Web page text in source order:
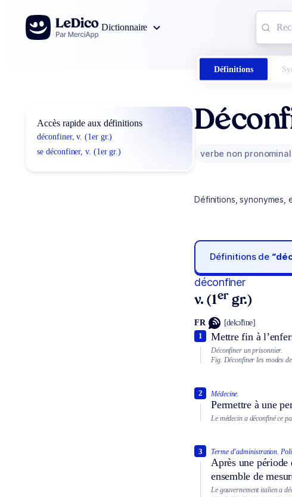
Aller au contenu
Dictionnaire
Définitions
Accès rapide aux définitions
déconfiner, v. (1er gr.)
se déconfiner, v. (1er gr.)
verbe non pronominal
Définitions, synonymes,
Définitions de
déconfiner
v. (1er gr.)
FR [dekɔ̃fine]
Mettre fin à
1
Déconfiner un prisonnier.
Fig. Déconfiner les modes
Médecine.
Permettre à une
2
Le médecin a déconfiné ce
Terme d’administration.
Après une période
ensemble de
3
Le gouvernement italien a